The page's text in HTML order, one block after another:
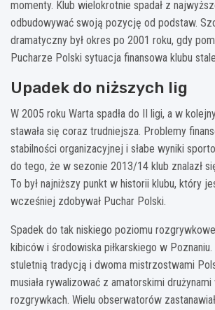
momenty. Klub wielokrotnie spadał z
odbudowywać swoją pozycję od podstaw.
dramatyczny był okres po 2001 roku, gdy
Pucharze Polski sytuacja finansowa klubu
Upadek do niższych lig
W 2005 roku Warta spadła do II ligi, a w
stawała się coraz trudniejsza. Problemy
stabilności organizacyjnej i słabe wyniki
do tego, że w sezonie 2013/14 klub znalazł
To był najniższy punkt w historii klubu, który
wcześniej zdobywał Puchar Polski.
Spadek do tak niskiego poziomu
kibiców i środowiska piłkarskiego w
stuletnią tradycją i dwoma mistrzostwami
musiała rywalizować z amatorskimi
rozgrywkach. Wielu obserwatorów